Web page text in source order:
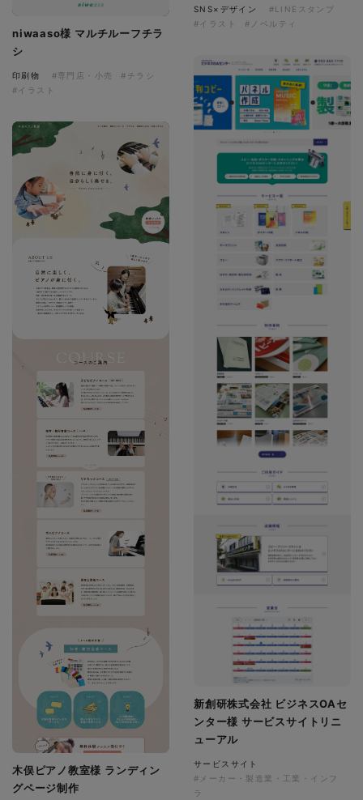
niwaaso様 マルチルーフチラ
シ
印刷物 #専門店・小売
#チラシ
#イラスト
SNS×デザイン
#LINEスタンプ
#イラスト
#ノベルティ
新創研株式会社 ビジネスOAセ
ンター様 サービスサイトリニ
ューアル
サービスサイト
#メーカー・製造業・工業・インフ
ラ
木俣ピアノ教室様 ランディン
グページ制作